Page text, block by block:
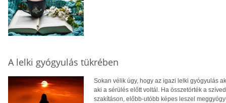
A lelki gyógyulás tükrében
Sokan vélik úgy, hogy az igazi lelki gyógyulás
aki a sérülés előtt voltál. Ha összetörték a
szakításon, előbb-utóbb képes leszel